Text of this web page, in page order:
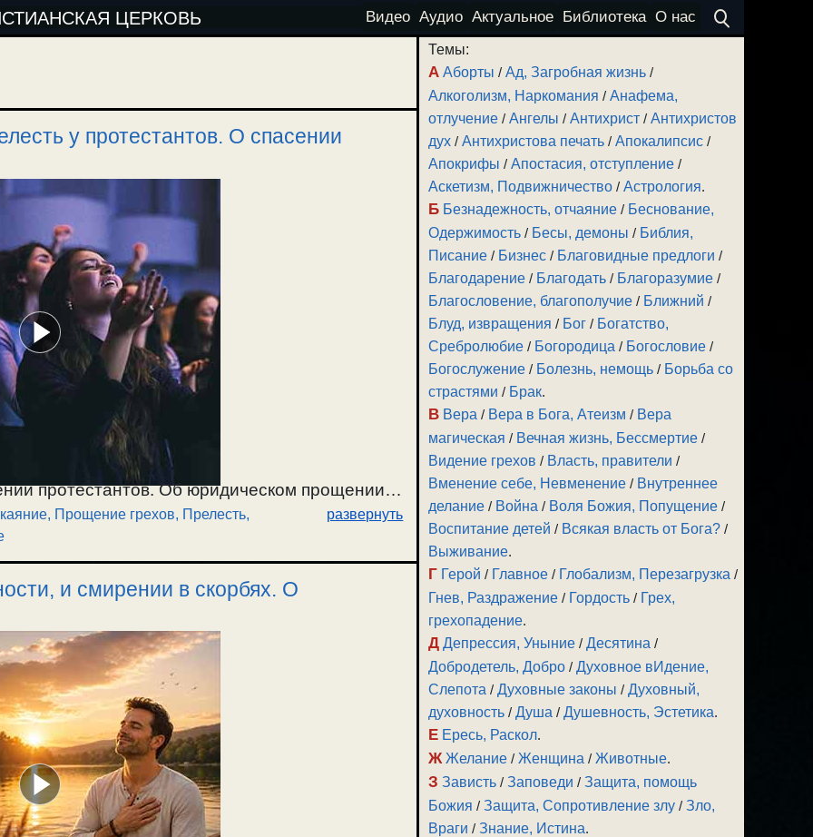
ЦЕРКОВЬ Видео Аудио Актуальное Библиотека О нас
у протестантов. О спасении
протестантов. Об юридическом прощении
протестантов, и попадании в душевное
открытие своего сердца Иисусу. О
может войти, а в какое нет. О борьбе
Об исполнении заповедей. Как
доводах и проповедь слова крестного. /
Прощение грехов, Прелесть,
развернуть
и смирении в скорбях. О
Темы:
А Аборты /Ад, Загробная жизнь /
Алкоголизм, Наркомания /Анафема,
отлучение /Ангелы /Антихрист /Антихристов
дух /Антихристова печать /Апокалипсис /
Апокрифы /Апостасия, отступление /
Аскетизм, Подвижничество /Астрология.
Б Безнадежность, отчаяние / Беснование,
Одержимость / Бесы, демоны / Библия,
Писание / Бизнес / Благовидные предлоги /
Благодарение / Благодать / Благоразумие /
Благословение, благополучие / Ближний /
Блуд, извращения / Бог / Богатство,
Сребролюбие / Богородица / Богословие /
Богослужение / Болезнь, немощь / Борьба со
страстями / Брак.
В Вера / Вера в Бога, Атеизм / Вера
магическая / Вечная жизнь, Бессмертие /
Видение грехов / Власть, правители /
Вменение себе, Невменение / Внутреннее
делание / Война / Воля Божия, Попущение /
Воспитание детей / Всякая власть от Бога? /
Выживание.
Г Герой / Главное / Глобализм, Перезагрузка /
Гнев, Раздражение / Гордость / Грех,
грехопадение.
Д Депрессия, Уныние /Десятина /
Добродетель, Добро /Духовное вИдение,
Слепота /Духовные законы /Духовный,
духовность /Душа /Душевность, Эстетика.
Е Ересь, Раскол.
Ж Желание /Женщина /Животные.
З Зависть /Заповеди /Защита, помощь
Божия /Защита, Сопротивление злу /Зло,
Враги /Знание, Истина.